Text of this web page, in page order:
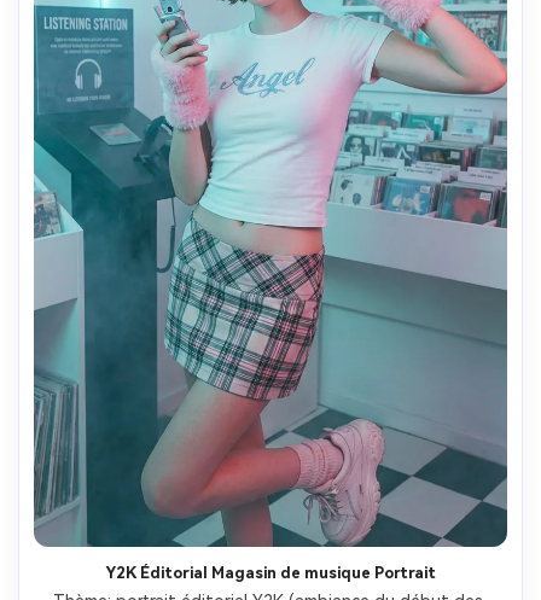
miroir/selfie. Ajoutez des éléments de nostalgie de
chambre ludique si l'arrière-plan le permet: autocollants
d'étoiles, affiches, jouets en peluche, vieille lueur de
télévision CRT, lumières de fées, ambiance de chambre
d'adolescent en désordre. Composition et humeur:
franche, ludique, légèrement chaotique, "MySpace era"
fête/chambre instantané. Profondeur peu profonde de
l'objectif bon marché, point d'accès flash sur le visage,
flou de fond doux. Qualité photoréaliste mais
intentionnellement basse-fi 2006. Pas de conception de
téléphone moderne, pas de netteté 4K. Négatif: pas de
distorsion du visage, pas de membres/doigts
supplémentaires, pas d'iPhone/Android moderne, pas
d'éclairage studio propre, pas de filigrane/logo, pas de
texte de marque lisible.
Y2K Éditorial Magasin de musique Portrait